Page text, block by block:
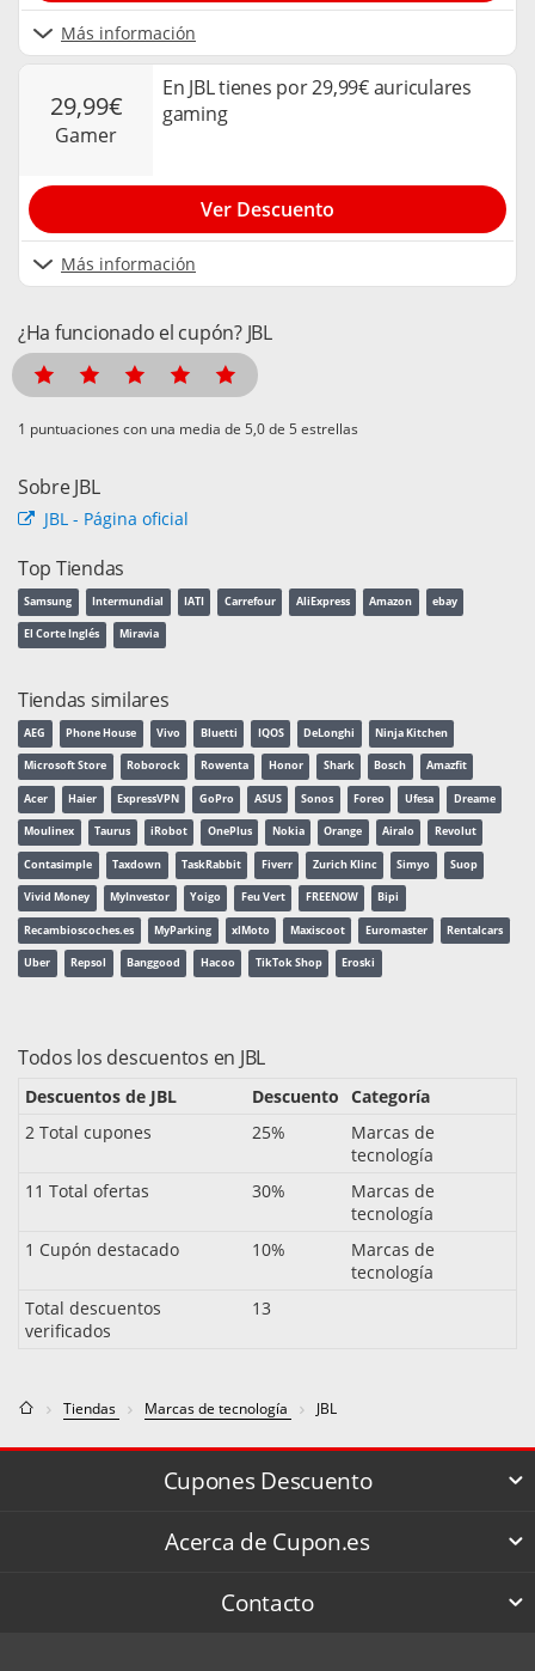
Más información
29,99€
gamer
En JBL tienes por 29,99€ auriculares
gaming
Más información
Ver Descuento
¿Ha funcionado el cupón? JBL
puntuaciones con una media de de 5 estrellas
Sobre JBL
JBL - Página oficial
Top Tiendas
Samsung Intermundial IATI Carrefour AliExpress Amazon ebay
El Corte Inglés Miravia
Tiendas similares
AEG Phone House Vivo Bluetti IQOS DeLonghi Ninja Kitchen
Microsoft Store Roborock Rowenta Honor Shark Bosch Amazfit
Acer Haier ExpressVPN GoPro ASUS Sonos Foreo Ufesa Dreame
Moulinex Taurus iRobot OnePlus Nokia Orange Airalo Revolut
Contasimple Taxdown TaskRabbit Fiverr Zurich Klinc Simyo Suop
Vivid Money MyInvestor Yoigo Feu Vert FREENOW Bipi
Recambioscoches.es MyParking xlMoto Maxiscoot Euromaster Rentalcars
Uber Repsol Banggood Hacoo TikTok Shop Eroski
Todos los descuentos en JBL
Descuentos de JBL Descuento Categoría
2 Total cupones
25%
Marcas de
tecnología
11 Total ofertas
30%
Marcas de
tecnología
1 Cupón destacado
10%
Marcas de
tecnología
Total descuentos
verificados
13
Tiendas Marcas de tecnología JBL
Cupones Descuento
Acerca de Cupon.es
Contacto